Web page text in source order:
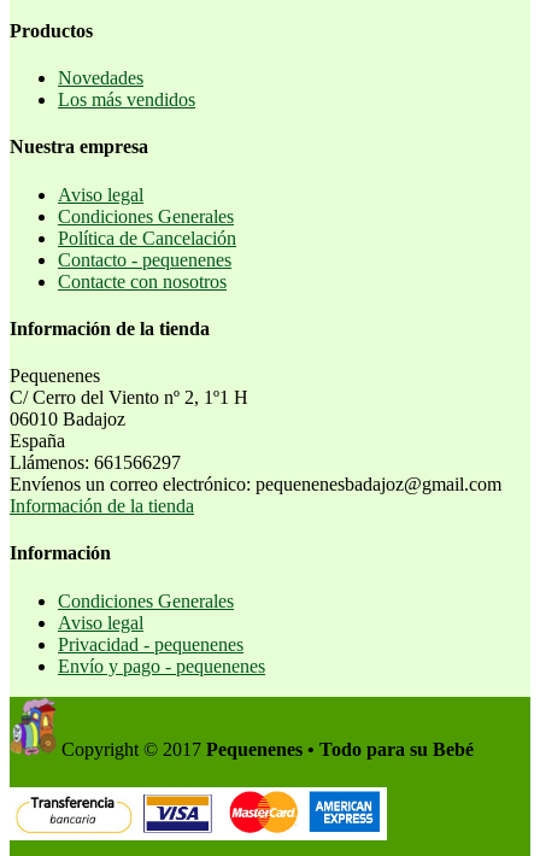
Productos
Novedades
Los más vendidos
Nuestra empresa
Aviso legal
Condiciones Generales
Política de Cancelación
Contacto - pequenenes
Contacte con nosotros
Información de la tienda
Pequenenes
C/ Cerro del Viento nº 2, 1º1 H
06010 Badajoz
España
Llámenos: 661566297
Envíenos un correo electrónico: pequenenesbadajoz@gmail.com
Información de la tienda
Información
Condiciones Generales
Aviso legal
Privacidad - pequenenes
Envío y pago - pequenenes
Copyright © 2017 Pequenenes • Todo para su Bebé